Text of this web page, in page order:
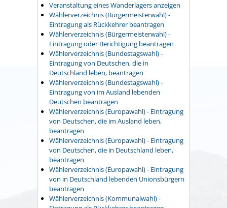
Veranstaltung eines Wanderlagers anzeigen
Wählerverzeichnis (Bürgermeisterwahl) -
Eintragung als Rückkehrer beantragen
Wählerverzeichnis (Bürgermeisterwahl) -
Eintragung oder Berichtigung beantragen
Wählerverzeichnis (Bundestagswahl) -
Eintragung von Deutschen, die in
Deutschland leben, beantragen
Wählerverzeichnis (Bundestagswahl) -
Eintragung von im Ausland lebenden
Deutschen beantragen
Wählerverzeichnis (Europawahl) - Eintragung
von Deutschen, die im Ausland leben,
beantragen
Wählerverzeichnis (Europawahl) - Eintragung
von Deutschen, die in Deutschland leben,
beantragen
Wählerverzeichnis (Europawahl) - Eintragung
von in Deutschland lebenden Unionsbürgern
beantragen
Wählerverzeichnis (Kommunalwahl) -